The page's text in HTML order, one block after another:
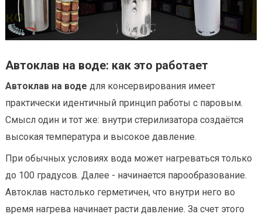
Автоклав на воде: как это работает
Автоклав на воде для консервирования имеет
практически идентичный принцип работы с паровым.
Смысл один и тот же: внутри стерилизатора создаётся
высокая температура и высокое давление.
При обычных условиях вода может нагреваться только
до 100 градусов. Далее - начинается парообразование.
Автоклав настолько герметичен, что внутри него во
время нагрева начинает расти давление. За счет этого